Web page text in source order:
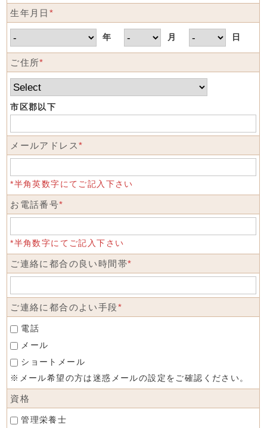
生年月日 *
年 月 日
ご住所*
市区郡以下
メールアドレス*
*半角英数字にてご記入下さい
お電話番号*
*半角数字にてご記入下さい
ご連絡に都合の良い時間帯*
ご連絡に都合のよい手段*
電話
メール
ショートメール
※メール希望の方は迷惑メールの設定をご確認ください。
資格
管理栄養士